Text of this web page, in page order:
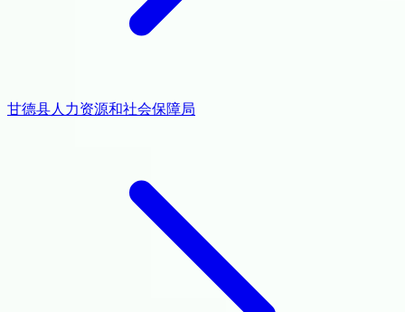
甘德县人力资源和社会保障局